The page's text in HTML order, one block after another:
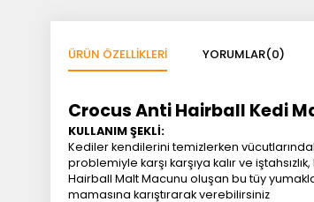
ÜRÜN ÖZELLIKLERI YORUMLAR(0)
Crocus Anti Hairball Kedi
KULLANIM ŞEKLİ:
Kediler kendilerini temizlerken
problemiyle karşı karşıya kalır ve
Hairball Malt Macunu oluşan bu tüy
mamasına karıştırarak verebilirsiniz